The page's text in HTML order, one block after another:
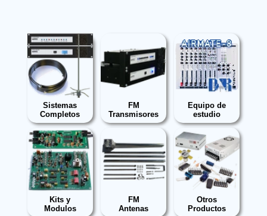
Sistemas
Completos
FM
Transmisores
Equipo de
estudio
Kits y
Modulos
FM
Antenas
Otros
Productos